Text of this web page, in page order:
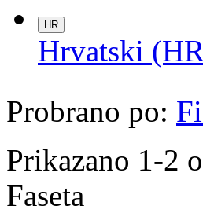
HR
Hrvatski
Probrano po:
Prikazano 1-2
Faseta